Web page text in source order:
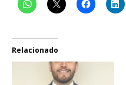
Relacionado